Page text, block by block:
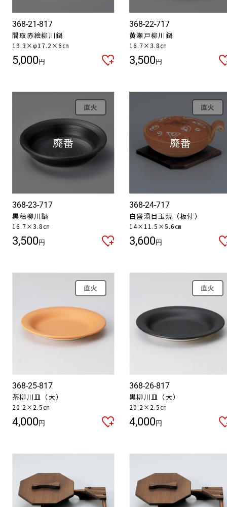
368-21-817
間取赤絵柳川鍋
19.3×φ17.2×6㎝
5,000円
368-22-717
黄瀬戸柳川鍋
16.7×3.8㎝
3,500円
直火
368-23-717
黒釉柳川鍋
16.7×3.8㎝
3,500円
直火
368-24-717
白盛渦目玉焼（板付）
14×11.5×5.6㎝
3,600円
直火
368-25-817
茶柳川皿（大）
20.2×2.5㎝
4,000円
直火
368-26-817
黒柳川皿（大）
20.2×2.5㎝
4,000円